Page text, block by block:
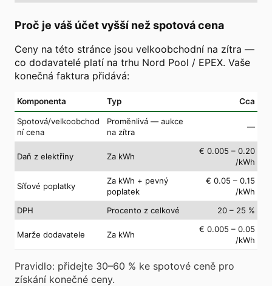
Proč je váš účet vyšší než spotová cena
Ceny na této stránce jsou velkoobchodní na zítra —
co dodavatelé platí na trhu Nord Pool / EPEX. Vaše
konečná faktura přidává:
Komponenta Typ Cca
Spotová/velkoobchod
ní cena
Proměnlivá — aukce
na zítra
—
Daň z elektřiny Za kWh
€ 0.005 – 0.20
/kWh
Síťové poplatky
Za kWh + pevný
poplatek
€ 0.05 – 0.15
/kWh
DPH
Procento z celkové 20 – 25 %
Marže dodavatele Za kWh
€ 0.005 – 0.05
/kWh
Pravidlo: přidejte 30–60 % ke spotové ceně pro
získání konečné ceny.